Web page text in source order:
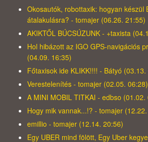
Okosautók, robottaxik: hogyan készül
átalakulásra? - tomajer (06.26. 21:55)
AKIKTŐL BÚCSÚZUNK - +taxista
Hol hibázott az IGO GPS-navigációs
(04.09. 16:35)
Főtaxisok ide KLIKK!!!! - Bátyó
Verestelenítés - tomajer (02.05. 06:28)
A MINI MOBIL TITKAI - edbso (01.02.
Hogy mik vannak...!? - tomajer
emillio - tomajer (12.14. 20:56)
Egy UBER mind fölött, Egy Uber